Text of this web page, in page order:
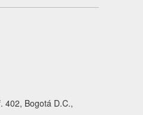
402, Bogotá D.C.,